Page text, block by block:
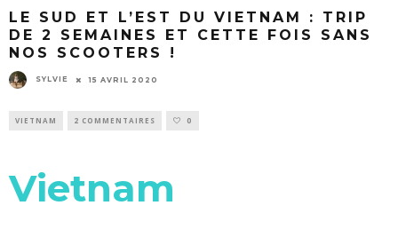
LE SUD ET L’EST DU VIETNAM : TRIP
DE 2 SEMAINES ET CETTE FOIS SANS
NOS SCOOTERS !
SYLVIE 15 AVRIL 2020
VIETNAM 2 COMMENTAIRES 0
Vietnam